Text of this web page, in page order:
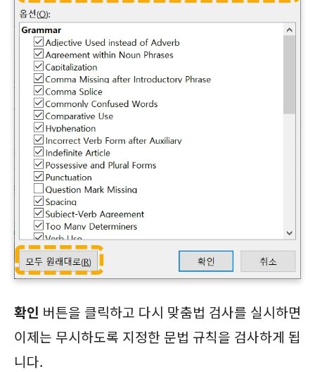
확인 버튼을 클릭하고 다시 맞춤법 검사를 실시하면
이제는 무시하도록 지정한 문법 규칙을 검사하게 됩
니다.